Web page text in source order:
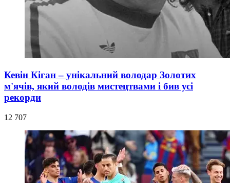
Кевін Кіган – унікальний володар Золотих
м'ячів, який володів мистецтвами і бив усі
рекорди
12 707